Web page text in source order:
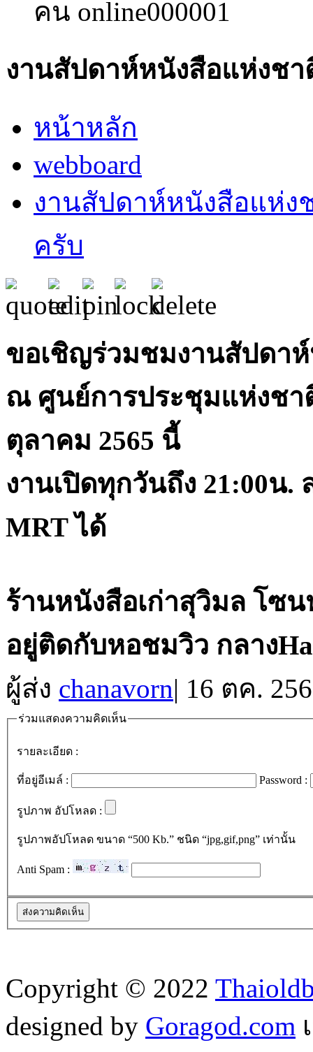
คน online000001
งานสัปดาห์หนังสือแห่งช
หน้าหลัก
webboard
งานสัปดาห์หนังสือแห่ง
ครับ
ขอเชิญร่วมชมงานสัปดา
ณ ศูนย์การประชุมแห่งชา
ตุลาคม 2565 นี้
งานเปิดทุกวันถึง 21:00น.
MRT ได้
ร้านหนังสือเก่าสุวิมล โซน
อยู่ติดกับหอชมวิว กลาง
ผู้ส่ง chanavorn| 16 ตค.
ร่วมแสดงความคิดเห็น
รายละเอียด :
ที่อยู่อีเมล์ : Password :
รูปภาพ อัปโหลด :
รูปภาพอัปโหลด ขนาด “500 Kb.” ชนิด “jpg,gif,png” เท่านั้น
Anti Spam :
Copyright © 2022
designed by Goragod.com